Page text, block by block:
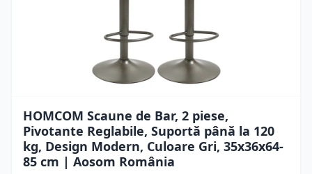
HOMCOM Scaune de Bar, 2 piese,
Pivotante Reglabile, Suportă până la 120
kg, Design Modern, Culoare Gri, 35x36x64-
85 cm | Aosom România